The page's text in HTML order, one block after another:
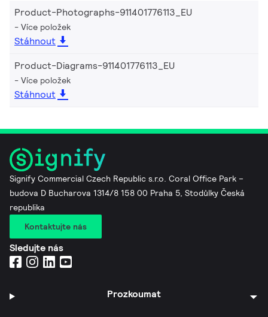
Product-Photographs-911401776113_EU
Více položek
Stáhnout
Product-Diagrams-911401776113_EU
Více položek
Stáhnout
Signify Commercial Czech Republic s.r.o. Coral Office Park –
budova D Bucharova 1314/8 158 00 Praha 5, Stodůlky Česká
republika
Kontaktujte nás
Sledujte nás
Prozkoumat